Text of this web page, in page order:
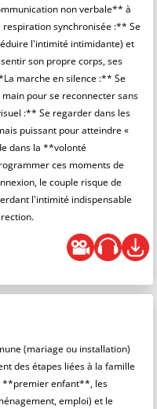
non verbale** à
synchronisée :** Se
l'intimité intimidante) et
son propre corps, ses
marche en silence :** Se
pour se reconnecter sans
:** Se regarder dans les
puissant pour atteindre «
dans la **volonté
ces moments de
le couple risque de
l'intimité indispensable
(mariage ou installation)
des étapes liées à la famille
**premier enfant**, les
emploi) et le